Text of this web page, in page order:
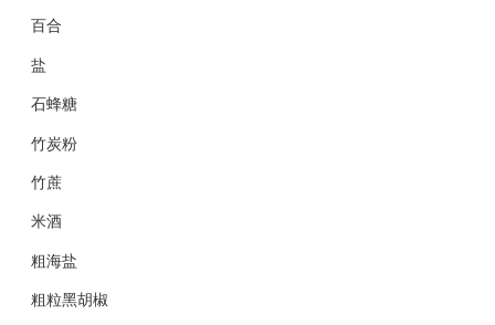
百合
盐
石蜂糖
竹炭粉
竹蔗
米酒
粗海盐
粗粒黑胡椒